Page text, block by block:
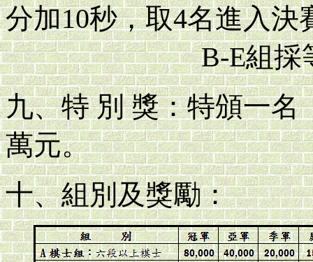
分加10秒，取4名進入決
B-E組採等級分
九、特 別 獎：特頒一名
萬元。
十、組別及獎勵：